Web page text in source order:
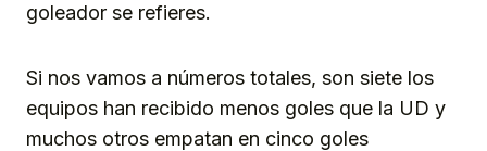
goleador se refieres.
Si nos vamos a números totales, son siete los
equipos han recibido menos goles que la UD y
muchos otros empatan en cinco goles